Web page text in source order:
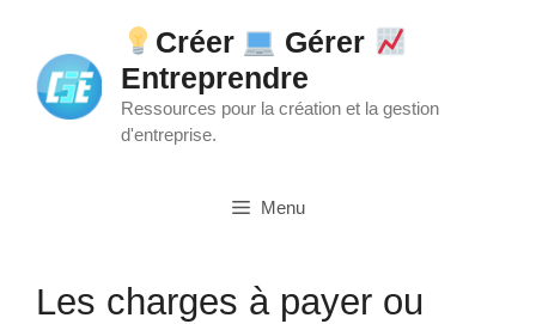
contenu
Créer
Gérer
Entreprendre
Ressources pour la création et la gestion
d'entreprise.
Menu
Les charges à payer ou